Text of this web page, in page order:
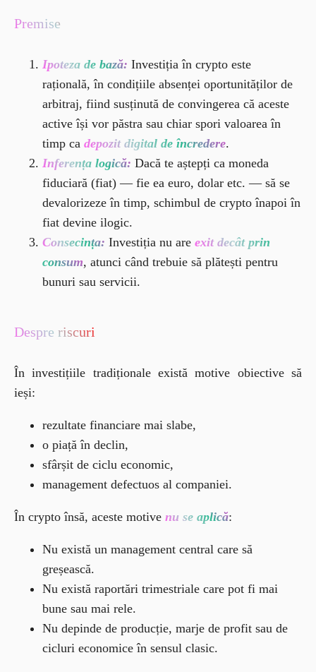
Premise
Ipoteza de bază: Investiția în crypto este
rațională, în condițiile absenței oportunităților de
arbitraj, fiind susținută de convingerea că aceste
active își vor păstra sau chiar spori valoarea în
timp ca depozit digital de încredere.
Inferența logică: Dacă te aștepți ca moneda
fiduciară (fiat) — fie ea euro, dolar etc. — să se
devalorizeze în timp, schimbul de crypto înapoi în
fiat devine ilogic.
Consecința: Investiția nu are exit decât prin
consum, atunci când trebuie să plătești pentru
bunuri sau servicii.
Despre riscuri
În investițiile tradiționale există motive obiective să
ieși:
rezultate financiare mai slabe,
o piață în declin,
sfârșit de ciclu economic,
management defectuos al companiei.
În crypto însă, aceste motive nu se aplică:
Nu există un management central care să
greșească.
Nu există raportări trimestriale care pot fi mai
bune sau mai rele.
Nu depinde de producție, marje de profit sau de
cicluri economice în sensul clasic.